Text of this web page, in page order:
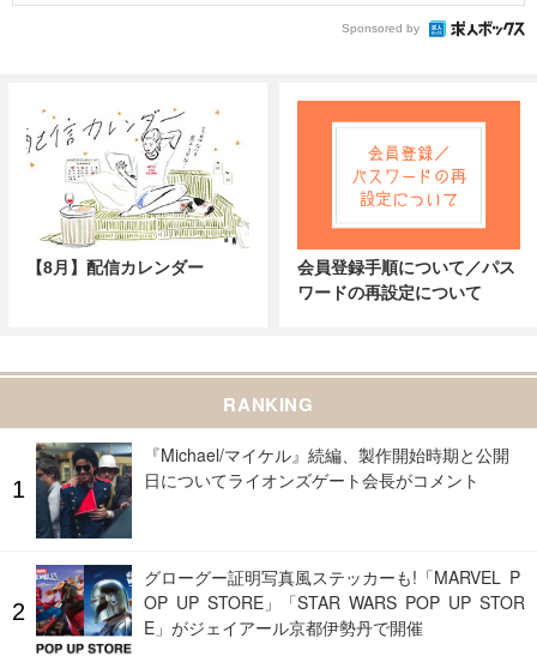
Sponsored by
【8月】配信カレンダー
会員登録手順について／パス
ワードの再設定について
RANKING
『Michael/マイケル』続編、製作開始時期と公開
日についてライオンズゲート会長がコメント
グローグー証明写真風ステッカーも!「MARVEL P
OP UP STORE」「STAR WARS POP UP STOR
E」がジェイアール京都伊勢丹で開催